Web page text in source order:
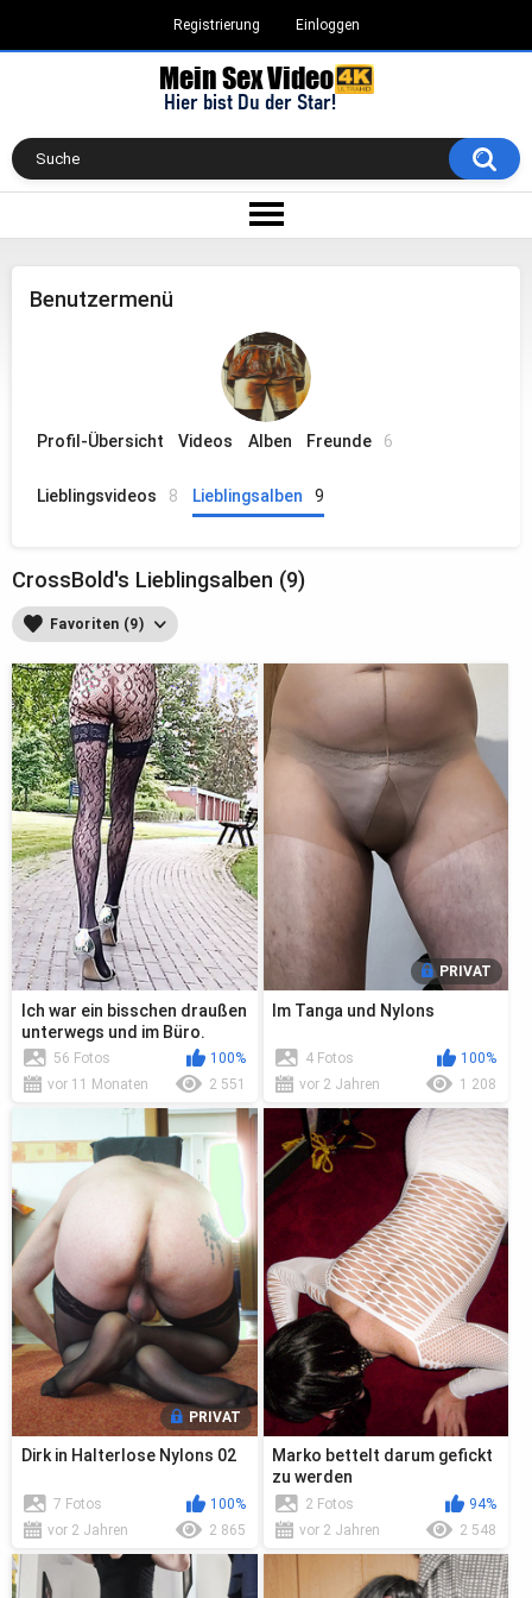
Registrierung Einloggen
Benutzermenü
Profil-Übersicht Videos Alben Freunde 6
Lieblingsvideos 8 Lieblingsalben 9
CrossBold's Lieblingsalben (9)
Favoriten (9)
Ich war ein bisschen draußen
unterwegs und im Büro.
56 Fotos
100%
vor 11 Monaten
2 551
PRIVAT
Im Tanga und Nylons
4 Fotos
100%
vor 2 Jahren
1 208
PRIVAT
Dirk in Halterlose Nylons 02
7 Fotos
100%
vor 2 Jahren
2 865
Marko bettelt darum gefickt
zu werden
2 Fotos
94%
vor 2 Jahren
2 548